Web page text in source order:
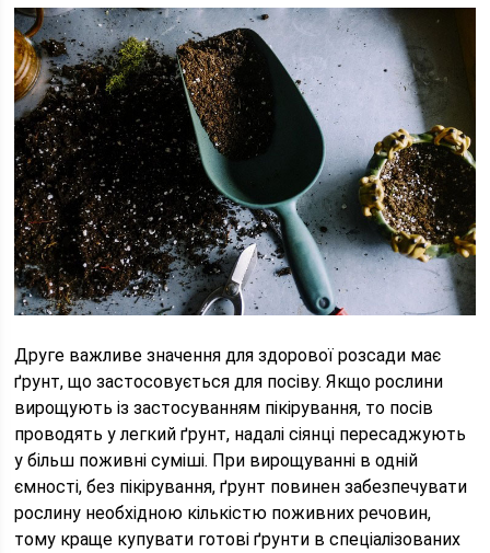
Друге важливе значення для здорової розсади має
ґрунт, що застосовується для посіву. Якщо рослини
вирощують із застосуванням пікірування, то посів
проводять у легкий ґрунт, надалі сіянці пересаджують
у більш поживні суміші. При вирощуванні в одній
ємності, без пікірування, ґрунт повинен забезпечувати
рослину необхідною кількістю поживних речовин,
тому краще купувати готові ґрунти в спеціалізованих